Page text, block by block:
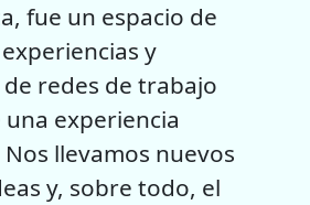
fue un espacio de
y
redes de trabajo
una experiencia
llevamos nuevos
y, sobre todo, el